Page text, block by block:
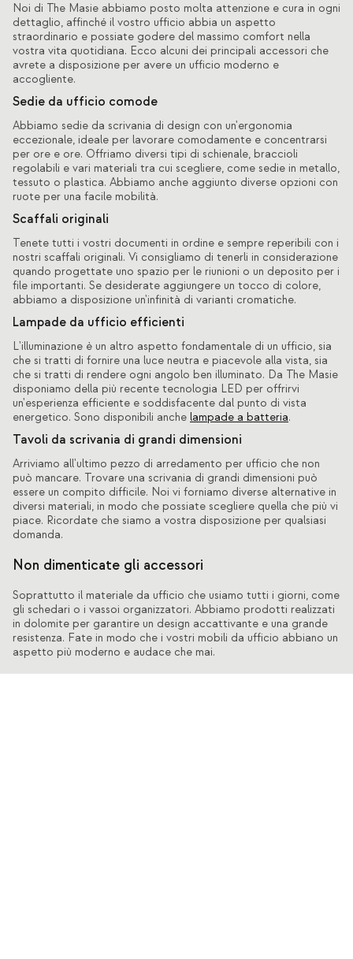
Noi di The Masie abbiamo posto molta attenzione e cura in ogni
dettaglio, affinché il vostro ufficio abbia un aspetto
straordinario e possiate godere del massimo comfort nella
vostra vita quotidiana. Ecco alcuni dei principali accessori che
avrete a disposizione per avere un ufficio moderno e
accogliente.
Sedie da ufficio comode
Abbiamo sedie da scrivania di design con un'ergonomia
eccezionale, ideale per lavorare comodamente e concentrarsi
per ore e ore. Offriamo diversi tipi di schienale, braccioli
regolabili e vari materiali tra cui scegliere, come sedie in metallo,
tessuto o plastica. Abbiamo anche aggiunto diverse opzioni con
ruote per una facile mobilità.
Scaffali originali
Tenete tutti i vostri documenti in ordine e sempre reperibili con i
nostri scaffali originali. Vi consigliamo di tenerli in considerazione
quando progettate uno spazio per le riunioni o un deposito per i
file importanti. Se desiderate aggiungere un tocco di colore,
abbiamo a disposizione un'infinità di varianti cromatiche.
Lampade da ufficio efficienti
L'illuminazione è un altro aspetto fondamentale di un ufficio, sia
che si tratti di fornire una luce neutra e piacevole alla vista, sia
che si tratti di rendere ogni angolo ben illuminato. Da The Masie
disponiamo della più recente tecnologia LED per offrirvi
un'esperienza efficiente e soddisfacente dal punto di vista
energetico. Sono disponibili anche lampade a batteria.
Tavoli da scrivania di grandi dimensioni
Arriviamo all'ultimo pezzo di arredamento per ufficio che non
può mancare. Trovare una scrivania di grandi dimensioni può
essere un compito difficile. Noi vi forniamo diverse alternative in
diversi materiali, in modo che possiate scegliere quella che più vi
piace. Ricordate che siamo a vostra disposizione per qualsiasi
domanda.
Non dimenticate gli accessori
Soprattutto il materiale da ufficio che usiamo tutti i giorni, come
gli schedari o i vassoi organizzatori. Abbiamo prodotti realizzati
in dolomite per garantire un design accattivante e una grande
resistenza. Fate in modo che i vostri mobili da ufficio abbiano un
aspetto più moderno e audace che mai.